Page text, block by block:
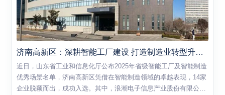
济南高新区：深耕智能工厂建设 打造制造业转型升级新标杆
近日，山东省工业和信息化厅公布2025年省级智能工厂及智能制造
优秀场景名单，济南高新区凭借在智能制造领域的卓越表现，14家
企业脱颖而出，成功入选。其中，浪潮电子信息产业股份有限公司